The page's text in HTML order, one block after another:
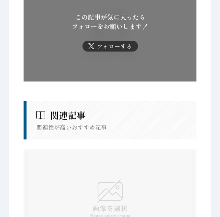
この記事が気に入ったら
フォローをお願いします！
フォローする
関連記事
関連性が高いおすすめ記事